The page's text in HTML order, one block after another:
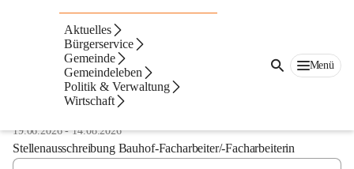
Aktuelles
Bürgerservice
Gemeinde
Gemeindeleben
Politik & Verwaltung
Wirtschaft
Menü
Anzeigeart
Neueste zuerst
19.06.2026-14.08.2026
Stellenausschreibung Bauhof-Facharbeiter/-Facharbeiterin